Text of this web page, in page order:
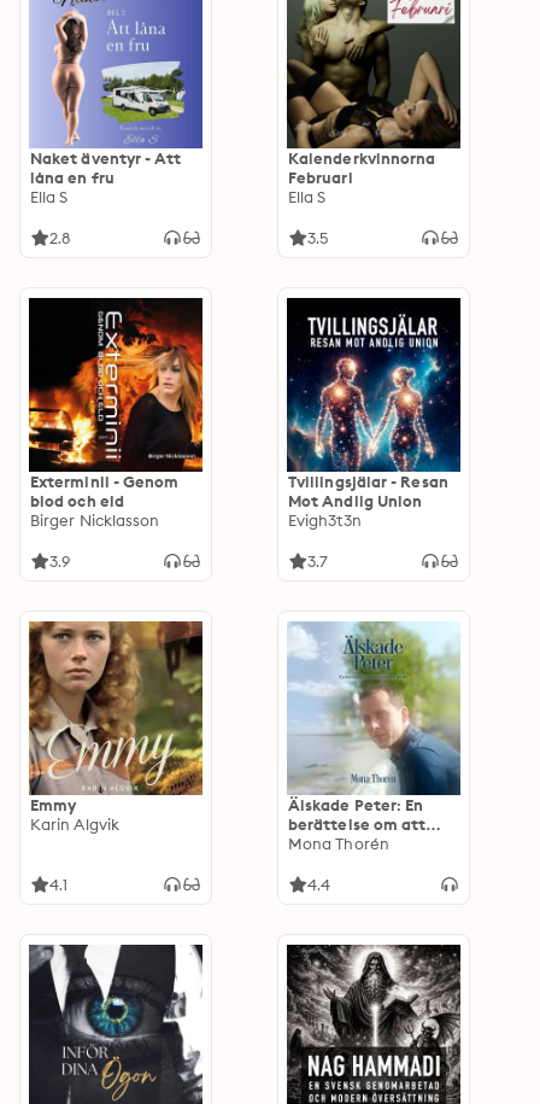
Naket äventyr - Att
låna en fru
Ella S
2.8
Kalenderkvinnorna
Februari
Ella S
3.5
Exterminii - Genom
blod och eld
Birger Nicklasson
3.9
Tvillingsjälar - Resan
Mot Andlig Union
Evigh3t3n
3.7
Emmy
Karin Algvik
4.1
Älskade Peter: En
berättelse om att
kämpa för sitt liv
Mona Thorén
4.4